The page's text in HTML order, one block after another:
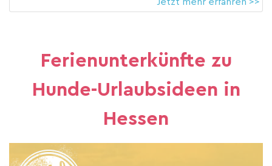
Ferienunterkünfte zu
Hunde-Urlaubsideen in
Hessen